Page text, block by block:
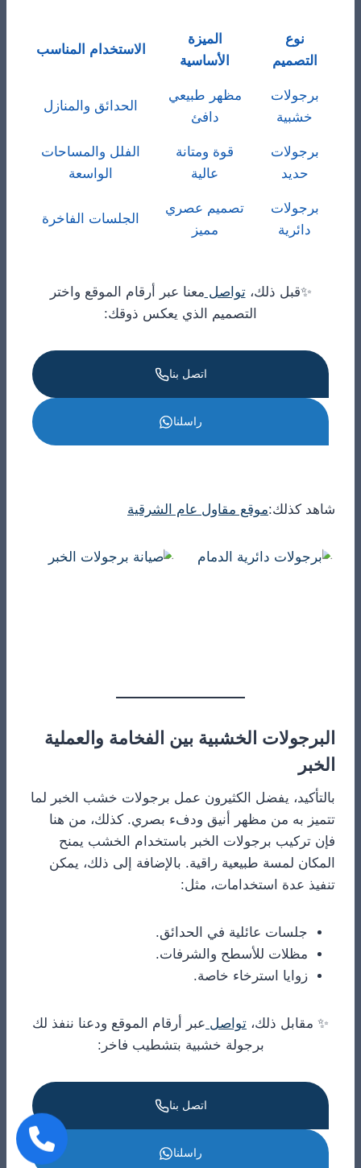
نوع
التصميم
الميزة
الأساسية
الاستخدام المناسب
برجولات
خشبية
مظهر طبيعي
دافئ
الحدائق والمنازل
برجولات
حديد
قوة ومتانة
عالية
الفلل والمساحات
الواسعة
برجولات
دائرية
تصميم عصري
مميز
الجلسات الفاخرة
✨قبل ذلك،تواصل معنا عبر أرقام الموقع واختر
التصميم الذي يعكس ذوقك:
اتصل بنا
راسلنا
شاهد كذلك:موقع مقاول عام الشرقية
البرجولات الخشبية بين الفخامة والعملية
الخبر
بالتأكيد، يفضل الكثيرون عمل برجولات خشب الخبر لما
تتميز به من مظهر أنيق ودفء بصري. كذلك، من هنا
فإن تركيب برجولات الخبر باستخدام الخشب يمنح
المكان لمسة طبيعية راقية. بالإضافة إلى ذلك، يمكن
تنفيذ عدة استخدامات، مثل:
جلسات عائلية في الحدائق.
مظلات للأسطح والشرفات.
زوايا استرخاء خاصة.
✨ مقابل ذلك، تواصل عبر أرقام الموقع ودعنا ننفذ لك
برجولة خشبية بتشطيب فاخر:
اتصل بنا
راسلنا